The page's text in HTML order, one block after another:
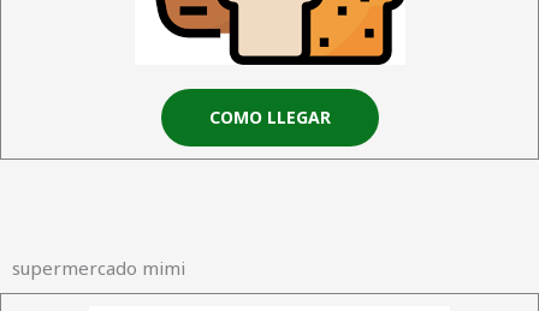
COMO LLEGAR
supermercado mimi